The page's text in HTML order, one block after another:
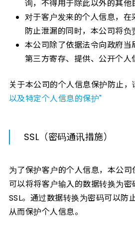
询，不得用于除此以外的其他
对于客户发来的个人信息，
防止泄漏的同时，本公司将负
本公司除了依据法令向政府
第三方寄存、提供、公开个人
关于本公司的个人信息保护防止，
以及特定个人信息的保护"
SSL（密码通讯措施）
为了保护客户的个人信息，本公
可以将将客户输入的数据转换为
SSL。通过数据转换为密码可以防
从而保护个人信息。